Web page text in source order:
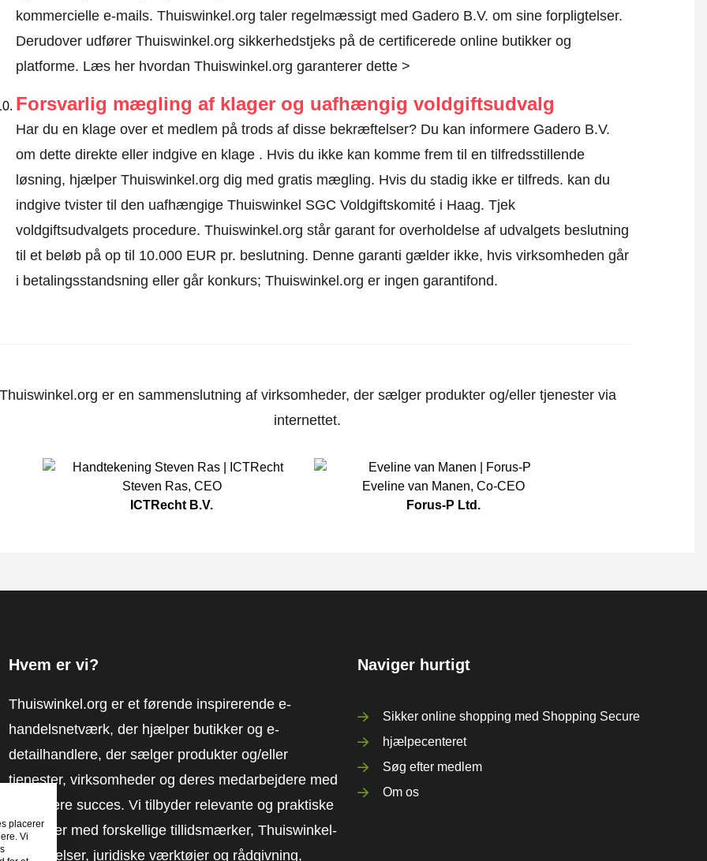
kommercielle e-mails. Thuiswinkel.org taler regelmæssigt med Gadero B.V. om sine forpligtelser.
Derudover udfører Thuiswinkel.org sikkerhedstjeks på de certificerede online butikker og
platforme. Læs her hvordan Thuiswinkel.org garanterer dette >
Forsvarlig mægling af klager og uafhængig voldgiftsudvalg
Har du en klage over et medlem på trods af disse bekræftelser? Du kan informere Gadero B.V.
om dette direkte ellerindgive en klage. Hvis du ikke kan komme frem til en tilfredsstillende
løsning, hjælper Thuiswinkel.org dig med gratis mægling. Hvis du stadig ikke er tilfreds. kan du
indgive tvister til den uafhængige Thuiswinkel SGC Voldgiftskomité i Haag. Tjek
voldgiftsudvalgets procedure. Thuiswinkel.org står garant for overholdelse af udvalgets beslutning
til et beløb på op til 10.000 EUR pr. beslutning. Denne garanti gælder ikke, hvis virksomheden går
i betalingsstandsning eller går konkurs; Thuiswinkel.org er ingen garantifond.
er en sammenslutning af virksomheder, der sælger produkter og/eller tjenester via
internettet.
Steven Ras, CEO
ICTRecht B.V.
Eveline van Manen, Co-CEO
Forus-P Ltd.
Hvem er vi?
Thuiswinkel.org er et førende inspirerende e-
handelsnetværk, der hjælper butikker og e-
detailhandlere, der sælger produkter og/eller
tjenester, virksomheder og deres medarbejdere med
at få mere succes. Vi tilbyder relevante og praktiske
løsninger med forskellige tillidsmærker, Thuiswinkel-
anmeldelser, juridiske værktøjer og rådgivning,
Naviger hurtigt
Sikker online shopping med Shopping Secure
hjælpecenteret
Søg efter medlem
Om os
placerer
Vi